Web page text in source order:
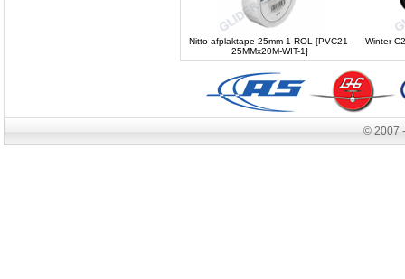
Nitto afplaktape 25mm 1 ROL [PVC21-
25MMx20M-WIT-1]
Winter
© 2007